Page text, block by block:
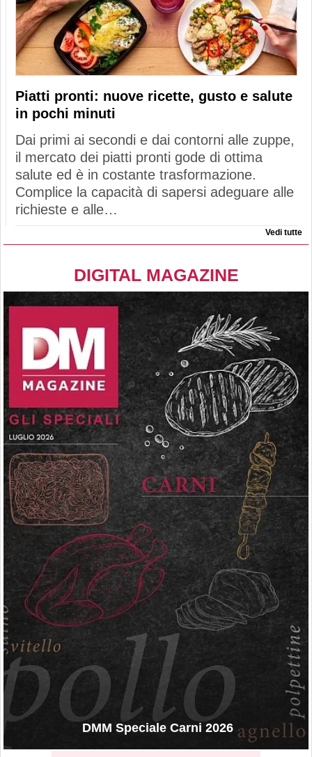
Piatti pronti: nuove ricette, gusto e salute
in pochi minuti
Dai primi ai secondi e dai contorni alle zuppe,
il mercato dei piatti pronti gode di ottima
salute ed è in costante trasformazione.
Complice la capacità di sapersi adeguare alle
richieste e alle…
Vedi tutte
DIGITAL MAGAZINE
DMM Speciale Carni 2026